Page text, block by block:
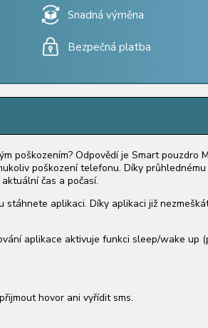
Snadná výměna
Bezpečná platba
poškozením? Odpovědí je Smart pouzdro
poškození telefonu.Díky
čas a počasí.
aplikaci. Díky aplikaci již
aplikace aktivuje funkci sleep/wake up
hovor ani vyřídit sms.